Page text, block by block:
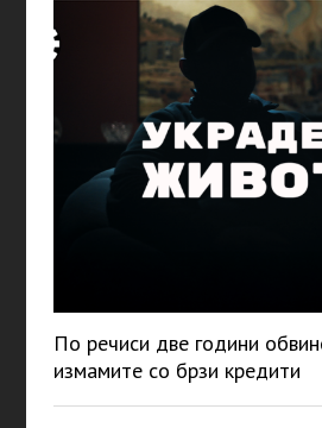
По речиси две години
измамите со брзи кредити